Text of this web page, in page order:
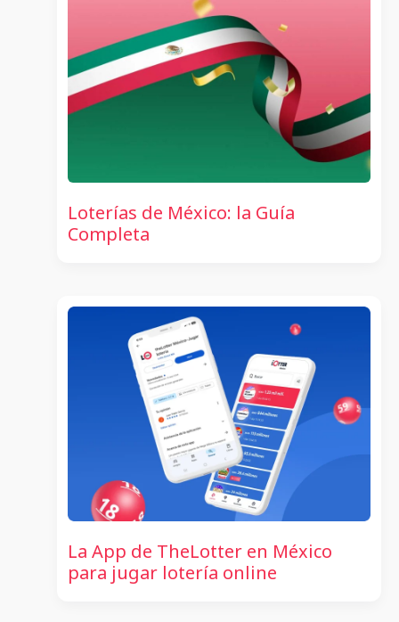
Loterías de México: la Guía
Completa
La App de TheLotter en México
para jugar lotería online